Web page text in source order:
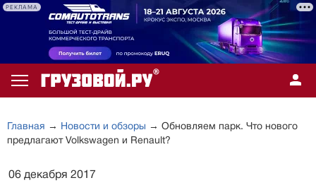
РЕКЛАМА
Главная → Новости и обзоры → Обновляем парк. Что нового
предлагают Volkswagen и Renault?
06 декабря 2017